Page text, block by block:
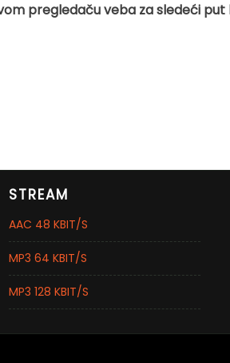
pregledaču veba za sledeći
STREAM
AAC 48 KBIT/S
MP3 64 KBIT/S
MP3 128 KBIT/S